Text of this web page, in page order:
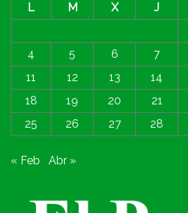
L
M X J
4
5 6 7
11
12 13 14
18
19 20 21
25
26 27 28
« Feb Abr »